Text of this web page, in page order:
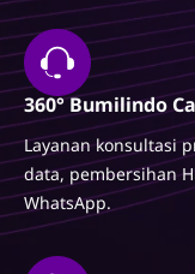
360° Bumilindo
Layanan konsultasi
data, pembersihan
WhatsApp.